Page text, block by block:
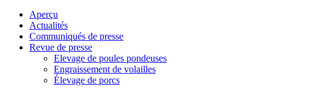
Aperçu
Actualités
Communiqués de presse
Revue de presse
Elevage de poules pondeuses
Engraissement de volailles
Élevage de porcs